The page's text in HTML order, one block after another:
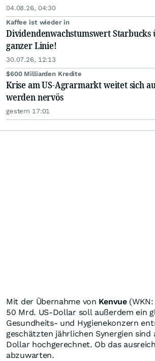
04.08.26, 04:30
Kaffee ist wieder in
Dividendenwachstumswert Starbucks
ganzer Linie!
30.07.26, 12:13
$600 Milliarden Kredite
Krise am US-Agrarmarkt weitet sich
werden nervös
gestern 17:01
Mit der Übernahme von Kenvue(WKN:
50 Mrd. US-Dollar soll außerdem ein
Gesundheits- und Hygienekonzern
geschätzten jährlichen Synergien sind
Dollar hochgerechnet. Ob das
abzuwarten.